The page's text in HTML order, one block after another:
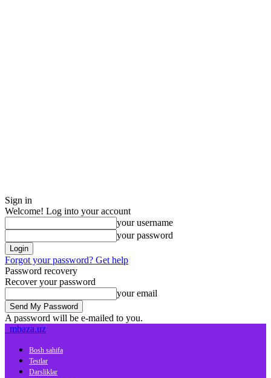
Sign in
Welcome! Log into your account
your username
your password
Forgot your password? Get help
Password recovery
Recover your password
your email
A password will be e-mailed to you.
mbaza.uz
Bosh sahifa
Testlar
Darsliklar